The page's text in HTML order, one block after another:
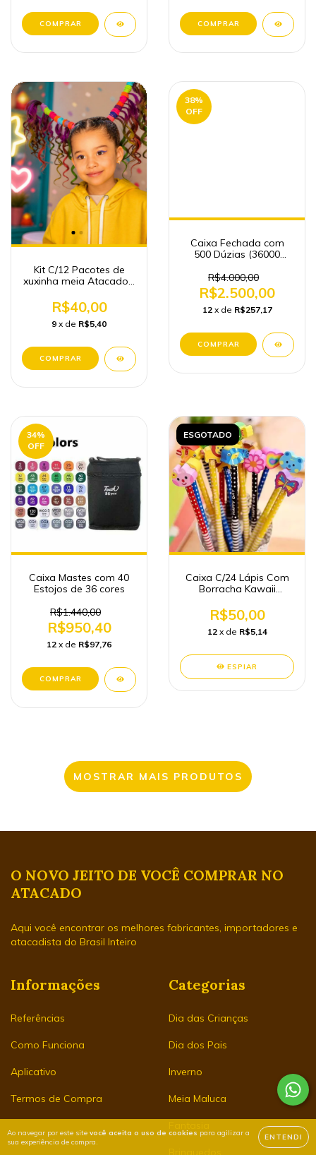
Ao navegar por este site você aceita o uso de cookies para agilizar a
sua experiência de compra.
ENTENDI
Kit C/12 Pacotes de
xuxinha meia Atacado -
R$40,00
9 x de R$5,40
38%
OFF
Caixa Fechada com
500 Dúzias (36000
Rabico Preta Atacado
Revenda
R$4.000,00
R$2.500,00
12 x de R$257,17
34%
OFF
Caixa Mastes com 40
Estojos de 36 cores
R$1.440,00
R$950,40
12 x de R$97,76
ESGOTADO
Caixa C/24 Lápis Com
Borracha Kawaii
Atacado
R$50,00
12 x de R$5,14
ESPIAR
MOSTRAR MAIS PRODUTOS
O NOVO JEITO DE VOCÊ COMPRAR NO
ATACADO
Aqui você encontrar os melhores fabricantes, importadores e
atacadista do Brasil Inteiro
Informações
Referências
Como Funciona
Aplicativo
Termos de Compra
Categorias
Dia das Crianças
Dia dos Pais
Inverno
Meia Maluca